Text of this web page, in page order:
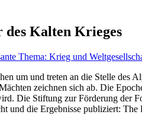
des Kalten Krieges
Thema: Krieg und
um und treten an die Stelle
zeichnen sich ab. Die
Die Stiftung zur Förderung der
und die Ergebnisse publiziert: